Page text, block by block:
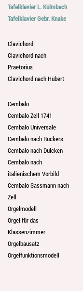
Tafelklavier L. Kulmbach
Tafelklavier Gebr. Knake
Clavichord
Clavichord nach
Praetorius
Clavichord nach Hubert
Cembalo
Cembalo Zell 1741
Cembalo Universale
Cembalo nach Ruckers
Cembalo nach Dulcken
Cembalo nach
italienischem Vorbild
Cembalo Sassmann nach
Zell
Orgelmodell
Orgel für das
Klassenzimmer
Orgelbausatz
Orgelfunktionsmodell